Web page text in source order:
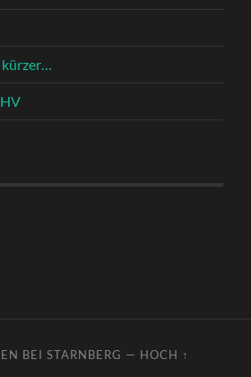
kürzer…
BEI STARNBERG — HOCH ↑